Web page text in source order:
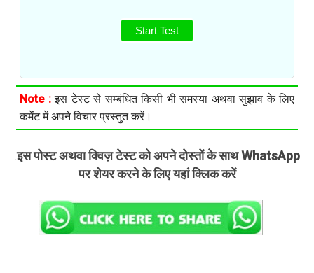
Start Test
Note :इस टेस्ट से सम्बंधित किसी भी समस्या अथवा सुझाव के लिए
कमेंट में अपने विचार प्रस्तुत करें।
.इस पोस्ट अथवा क्विज़ टेस्ट को अपने दोस्तों के साथ WhatsApp
पर शेयर करने के लिए यहां क्लिक करें